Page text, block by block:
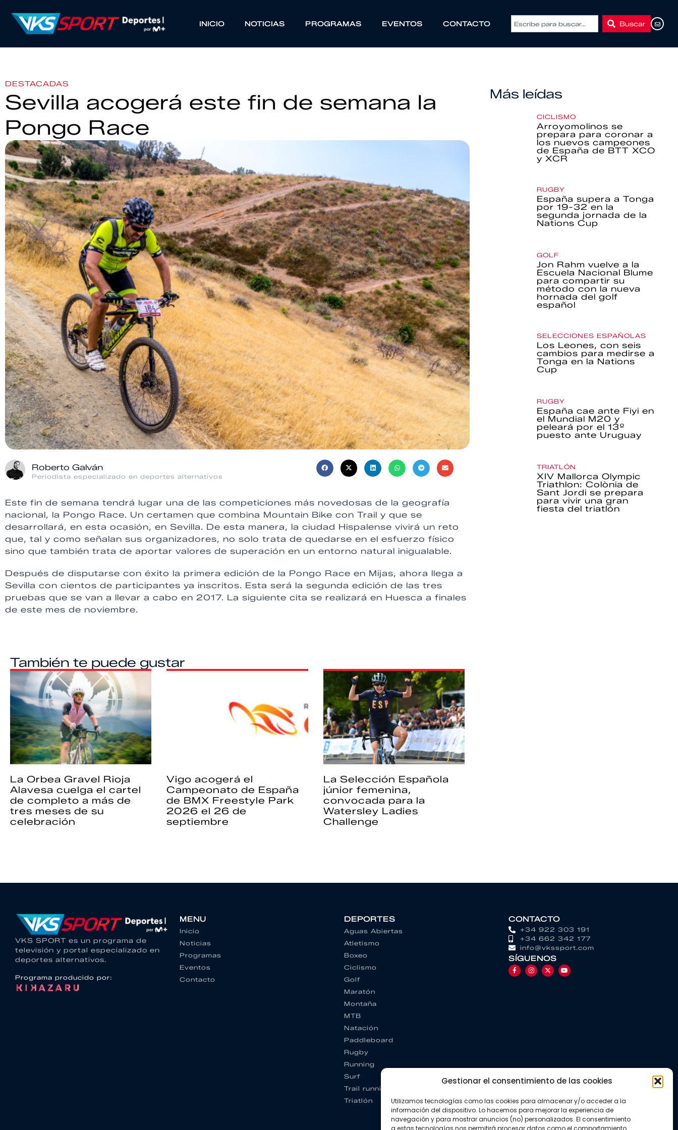
Gestionar el consentimiento de las cookies
Utilizamos tecnologías como las cookies para almacenar y/o acceder a la
información del dispositivo. Lo hacemos para mejorar la experiencia de
navegación y para mostrar anuncios (no) personalizados. El consentimiento
a estas tecnologías nos permitirá procesar datos como el comportamiento
INICIO NOTICIAS PROGRAMAS EVENTOS CONTACTO Buscar
DESTACADAS
Sevilla acogerá este fin de semana la
Pongo Race
Roberto Galván
Periodista especializado en deportes alternativos
Este fin de semana tendrá lugar una de las competiciones más novedosas de la geografía
nacional, la Pongo Race. Un certamen que combina Mountain Bike con Trail y que se
desarrollará, en esta ocasión, en Sevilla. De esta manera, la ciudad Hispalense vivirá un reto
que, tal y como señalan sus organizadores, no solo trata de quedarse en el esfuerzo físico
sino que también trata de aportar valores de superación en un entorno natural inigualable.
Después de disputarse con éxito la primera edición de la Pongo Race en Mijas, ahora llega a
Sevilla con cientos de participantes ya inscritos. Esta será la segunda edición de las tres
pruebas que se van a llevar a cabo en 2017. La siguiente cita se realizará en Huesca a finales
de este mes de noviembre.
También te puede gustar
La Orbea Gravel Rioja
Alavesa cuelga el cartel
de completo a más de
tres meses de su
celebración
Vigo acogerá el
Campeonato de España
de BMX Freestyle Park
2026 el 26 de
septiembre
La Selección Española
júnior femenina,
convocada para la
Watersley Ladies
Challenge
Más leídas
CICLISMO
Arroyomolinos se
prepara para coronar a
los nuevos campeones
de España de BTT XCO
y XCR
RUGBY
España supera a Tonga
por 19-32 en la
segunda jornada de la
Nations Cup
GOLF
Jon Rahm vuelve a la
Escuela Nacional Blume
para compartir su
método con la nueva
hornada del golf
español
SELECCIONES ESPAÑOLAS
Los Leones, con seis
cambios para medirse a
Tonga en la Nations
Cup
RUGBY
España cae ante Fiyi en
el Mundial M20 y
peleará por el 13º
puesto ante Uruguay
TRIATLÓN
XIV Mallorca Olympic
Triathlon: Colònia de
Sant Jordi se prepara
para vivir una gran
fiesta del triatlón
VKS SPORT es un programa de
televisión y portal especializado en
deportes alternativos.
Programa producido por:
MENU
Inicio
Noticias
Programas
Eventos
Contacto
DEPORTES
Aguas Abiertas
Atletismo
Boxeo
Ciclismo
Golf
Maratón
Montaña
MTB
Natación
Paddleboard
Rugby
Running
Surf
Trail running
Triatlón
CONTACTO
+34 922 303 191
+34 662 342 177
info@vkssport.com
SÍGUENOS